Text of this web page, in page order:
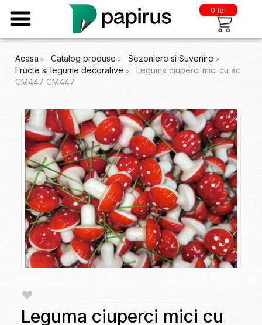
0 lei
Acasa Catalog produse
Sezoniere si Suvenire
Fructe si legume decorative
Leguma ciuperci mici cu ac
CM447 CM447
Leguma ciuperci mici cu